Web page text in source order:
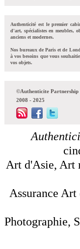
Authenticité est le premier
d'art, spécialistes en meubles,
anciens et modernes.
Nos bureaux de Paris et de
à vos besoins que vous
vos objets.
©Authenticite Partnership
2008 - 2025
Art d'Asie, Art
Assurance
Photographie,